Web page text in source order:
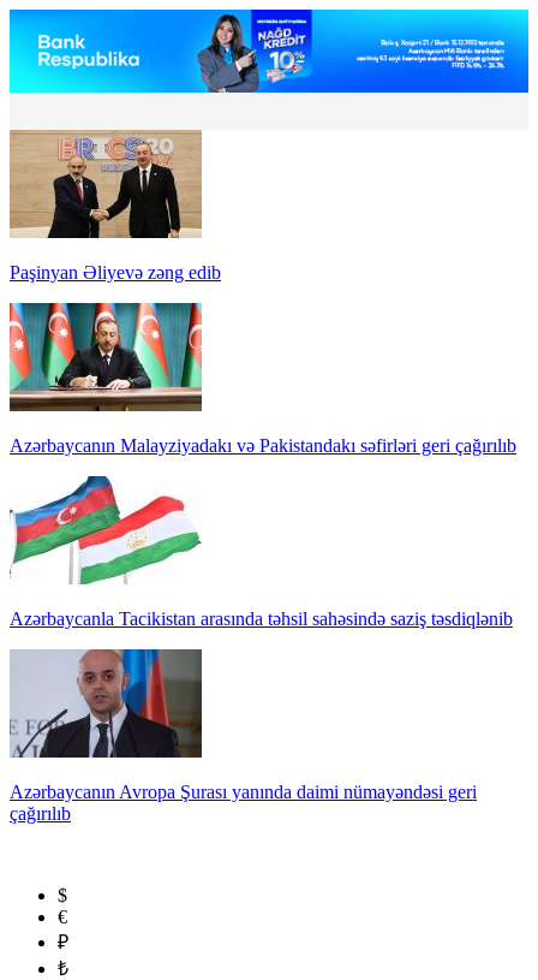
Paşinyan Əliyevə zəng edib
Azərbaycanın Malayziyadakı və Pakistandakı səfirləri geri çağırılıb
Azərbaycanla Tacikistan arasında təhsil sahəsində saziş təsdiqlənib
Azərbaycanın Avropa Şurası yanında daimi nümayəndəsi geri
çağırılıb
$
€
₽
₺